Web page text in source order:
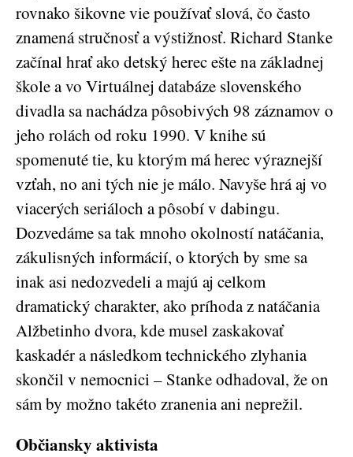
rovnako šikovne vie používať slová, čo často
znamená stručnosť a výstižnosť. Richard Stanke
začínal hrať ako detský herec ešte na základnej
škole a vo Virtuálnej databáze slovenského
divadla sa nachádza pôsobivých 98 záznamov o
jeho rolách od roku 1990. V knihe sú
spomenuté tie, ku ktorým má herec výraznejší
vzťah, no ani tých nie je málo. Navyše hrá aj vo
viacerých seriáloch a pôsobí v dabingu.
Dozvedáme sa tak mnoho okolností natáčania,
zákulisných informácií, o ktorých by sme sa
inak asi nedozvedeli a majú aj celkom
dramatický charakter, ako príhoda z natáčania
Alžbetinho dvora, kde musel zaskakovať
kaskadér a následkom technického zlyhania
skončil v nemocnici – Stanke odhadoval, že on
sám by možno takéto zranenia ani neprežil.
Občiansky aktivista